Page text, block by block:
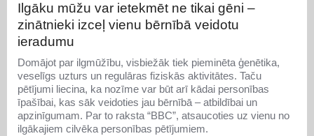
Ilgāku mūžu var ietekmēt ne tikai gēni –
zinātnieki izceļ vienu bērnībā veidotu
ieradumu
Domājot par ilgmūžību, visbiežāk tiek pieminēta ģenētika,
veselīgs uzturs un regulāras fiziskās aktivitātes. Taču
pētījumi liecina, ka nozīme var būt arī kādai personības
īpašībai, kas sāk veidoties jau bērnībā – atbildībai un
apzinīgumam. Par to raksta “BBC”, atsaucoties uz vienu no
ilgākajiem cilvēka personības pētījumiem.